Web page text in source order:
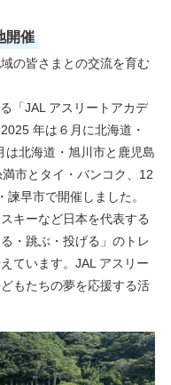
開催
の皆さまとの交流を育む
「JAL アスリートアカデ
年は６月に北海道・
北海道・旭川市と鹿児島
市とタイ・バンコク、12
早市で開催しました。
キーなど日本を代表する
・跳ぶ・投げる」のトレ
ています。JAL アスリー
もたちの夢を応援する活